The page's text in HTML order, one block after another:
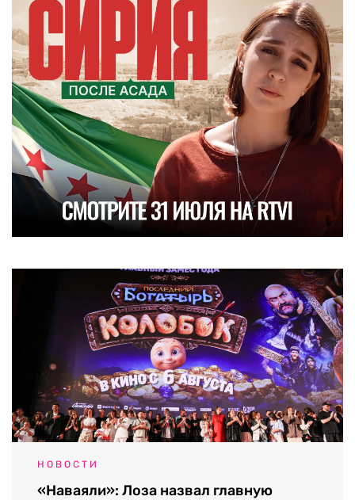
НОВОСТИ
«Наваяли»: Лоза назвал главную